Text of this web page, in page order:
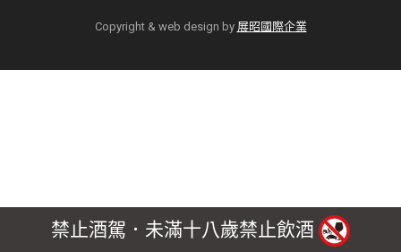
Copyright & web design by 展昭國際企業
禁止酒駕．未滿十八歲禁止飲酒